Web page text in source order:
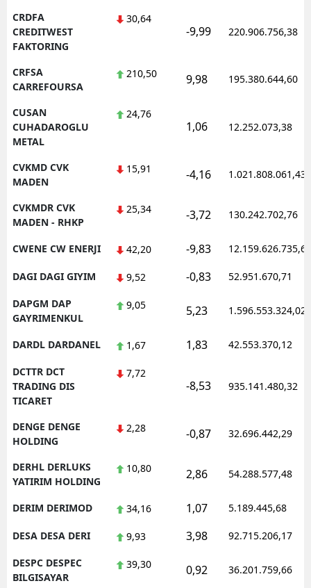
CRDFA
CREDITWEST
FAKTORING
30,64
-9,99 220.906.756,38
CRFSA
CARREFOURSA
210,50 9,98 195.380.644,60
CUSAN
CUHADAROGLU
METAL
24,76
1,06 12.252.073,38
CVKMD CVK
MADEN
15,91 -4,16 1.021.808.061,43
CVKMDR CVK
MADEN - RHKP
25,34 -3,72 130.242.702,76
CWENE CW ENERJI 42,20 -9,83 12.159.626.735,62
DAGI DAGI GIYIM 9,52 -0,83 52.951.670,71
DAPGM DAP
GAYRIMENKUL
9,05 5,23 1.596.553.324,02
DARDL DARDANEL 1,67 1,83 42.553.370,12
DCTTR DCT
TRADING DIS
TICARET
7,72
-8,53 935.141.480,32
DENGE DENGE
HOLDING
2,28 -0,87 32.696.442,29
DERHL DERLUKS
YATIRIM HOLDING
10,80 2,86 54.288.577,48
DERIM DERIMOD 34,16 1,07 5.189.445,68
DESA DESA DERI 9,93 3,98 92.715.206,17
DESPC DESPEC
BILGISAYAR
39,30 0,92 36.201.759,66